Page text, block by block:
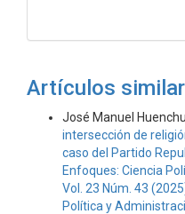
Artículos
José Manuel
intersección de
caso del Partido
Enfoques: Ciencia
Vol. 23 Núm. 43
Política y